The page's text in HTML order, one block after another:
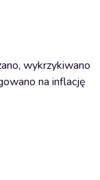
wykrzykiwano
na inflację